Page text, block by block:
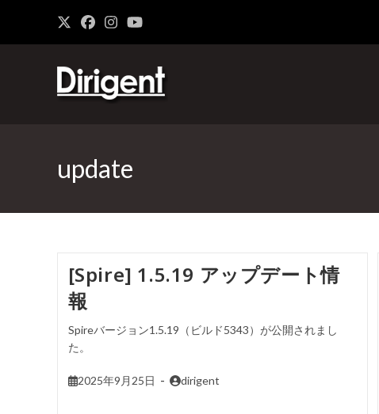
update
[Spire] 1.5.19 アップデート情
報
Spireバージョン1.5.19（ビルド5343）が公開されまし
た。
2025年9月25日 dirigent